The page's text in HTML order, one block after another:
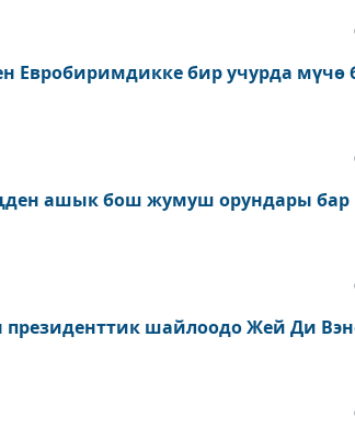
Евробиримдикке бир учурда мүчө
ашык бош жумуш орундары бар
шайлоодо Жей Ди